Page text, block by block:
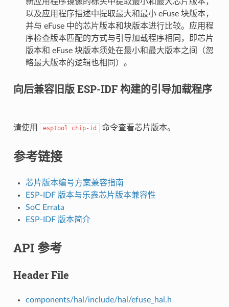
以及应用程序描述中提取最大和最小 eFuse 块版本，
并与 eFuse 中的芯片版本和块版本进行比较。应用程
序检查版本匹配的方式与引导加载程序相同，即芯片
版本和 eFuse 块版本须处在最小和最大版本之间（忽
略最大版本的逻辑也相同）。
向后兼容旧版 ESP-IDF 构建的引导加载程序
请使用 esptool chip-id 命令查看芯片版本。
参考链接
芯片版本编号方案兼容指南
ESP-IDF 版本与乐鑫芯片版本兼容性
SoC Errata
ESP-IDF 版本简介
API 参考
Header File
components/hal/include/hal/efuse_hal.h